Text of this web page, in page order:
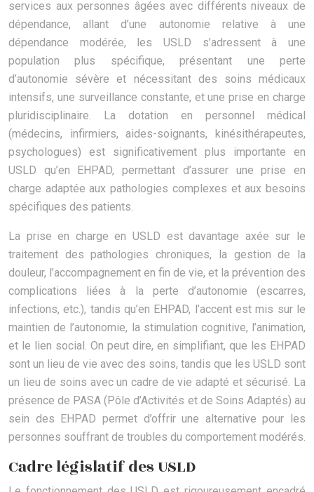
services aux personnes âgées avec différents niveaux de
dépendance, allant d’une autonomie relative à une
dépendance modérée, les USLD s’adressent à une
population plus spécifique, présentant une perte
d’autonomie sévère et nécessitant des soins médicaux
intensifs, une surveillance constante, et une prise en charge
pluridisciplinaire. La dotation en personnel médical
(médecins, infirmiers, aides-soignants, kinésithérapeutes,
psychologues) est significativement plus importante en
USLD qu’en EHPAD, permettant d’assurer une prise en
charge adaptée aux pathologies complexes et aux besoins
spécifiques des patients.
La prise en charge en USLD est davantage axée sur le
traitement des pathologies chroniques, la gestion de la
douleur, l’accompagnement en fin de vie, et la prévention des
complications liées à la perte d’autonomie (escarres,
infections, etc.), tandis qu’en EHPAD, l’accent est mis sur le
maintien de l’autonomie, la stimulation cognitive, l’animation,
et le lien social. On peut dire, en simplifiant, que les EHPAD
sont un lieu de vie avec des soins, tandis que les USLD sont
un lieu de soins avec un cadre de vie adapté et sécurisé. La
présence de PASA (Pôle d’Activités et de Soins Adaptés) au
sein des EHPAD permet d’offrir une alternative pour les
personnes souffrant de troubles du comportement modérés.
Cadre législatif des USLD